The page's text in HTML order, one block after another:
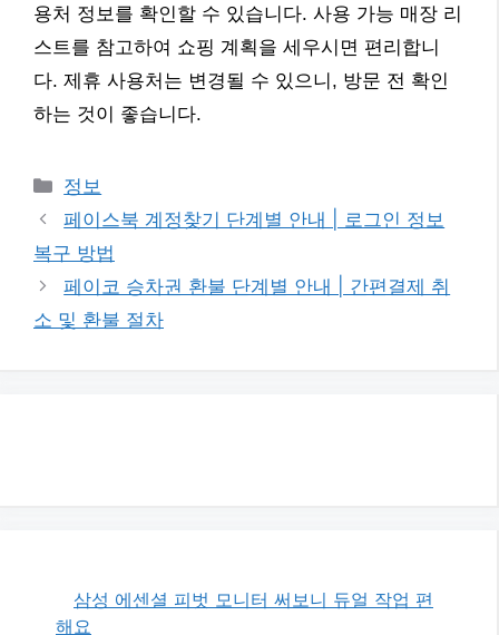
용처 정보를 확인할 수 있습니다. 사용 가능 매장 리
스트를 참고하여 쇼핑 계획을 세우시면 편리합니
다. 제휴 사용처는 변경될 수 있으니, 방문 전 확인
하는 것이 좋습니다.
카
테
리
정보
페이스북 계정찾기 단계별 안내 | 로그인 정보
복구 방법
페이코 승차권 환불 단계별 안내 | 간편결제 취
소 및 환불 절차
삼성 에센셜 피벗 모니터 써보니 듀얼 작업 편
해요